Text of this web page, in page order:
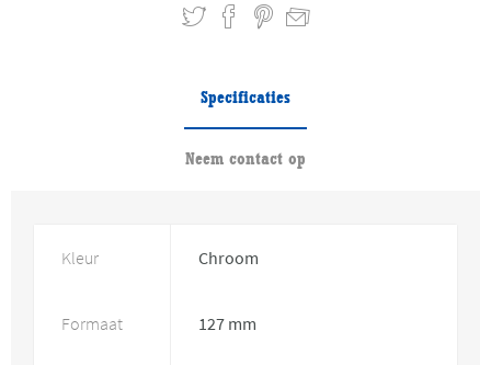
Specificaties
Neem contact op
Kleur Chroom
Formaat 127 mm